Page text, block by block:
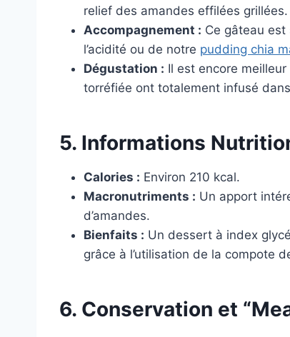
relief des amandes effilées grillées.
Accompagnement : Ce gâteau
l’acidité ou de notre pudding chia
Dégustation : Il est encore
torréfiée ont totalement infusé
5. Informations
Calories : Environ 210 kcal.
Macronutriments : Un apport
d’amandes.
Bienfaits : Un dessert à index
grâce à l’utilisation de la compote
6. Conservation et